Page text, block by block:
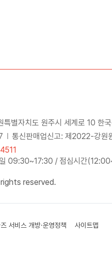
별자치도 원주시 세계로 10 한
통신판매업신고: 제2022-강원
09:30~17:30 / 점심시간
reserved.
서비스 개방·운영정책 사이트맵